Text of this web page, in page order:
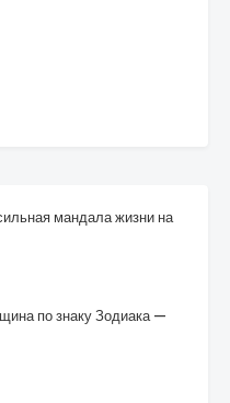
мандала жизни на
по знаку Зодиака —